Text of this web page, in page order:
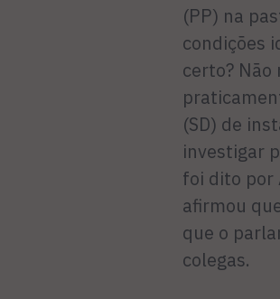
(PP) na
condições
certo? Não
(SD) de
investigar
foi dito por
afirmou
que o
colegas.